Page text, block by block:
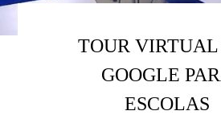
TOUR VIRTUAL
GOOGLE
ESCOLAS